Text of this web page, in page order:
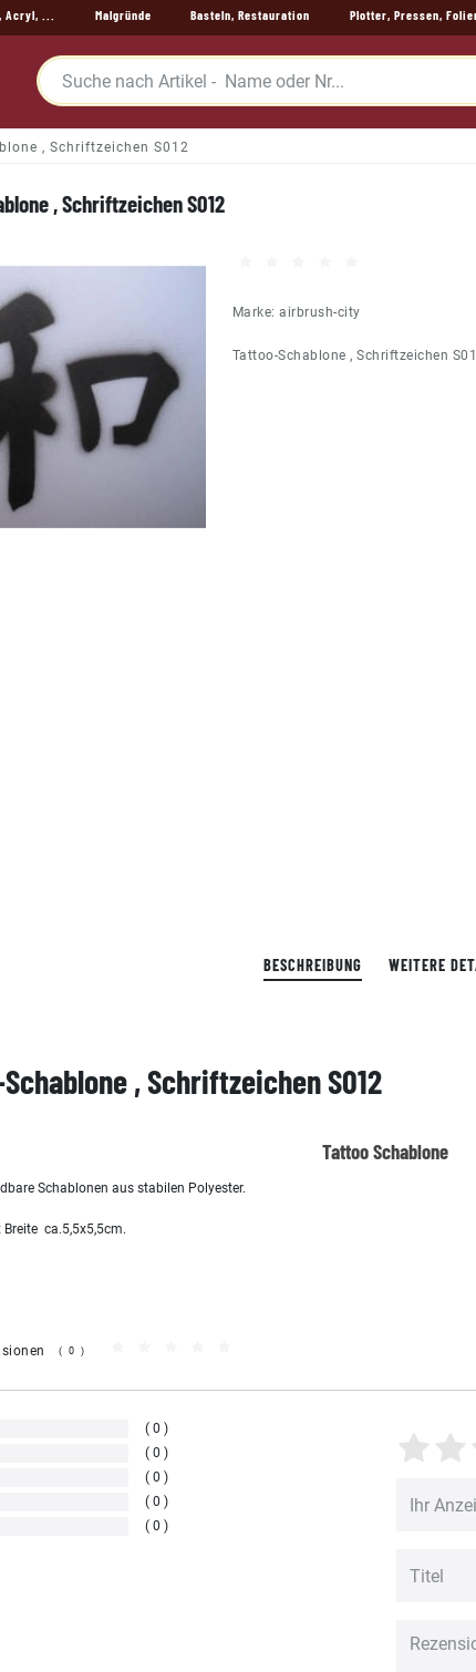
Acryl, ... Malgründe Basteln, Restauration Plotter, Pressen,
, Schriftzeichen S012
, Schriftzeichen S012
Marke:airbrush-city
Tattoo-Schablone , Schriftzeichen
BESCHREIBUNG WEITERE
, Schriftzeichen S012
Tattoo Schablone
Schablonen aus stabilen Polyester.
Breite ca.5,5x5,5cm.
(0)
0
0
0
0
0